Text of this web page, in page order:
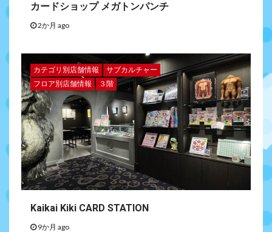
カードショップ メガトンパンチ
2か月 ago
カテゴリ別店舗情報
サブカルチャー
フロア別店舗情報
３階
Kaikai Kiki CARD STATION
9か月 ago